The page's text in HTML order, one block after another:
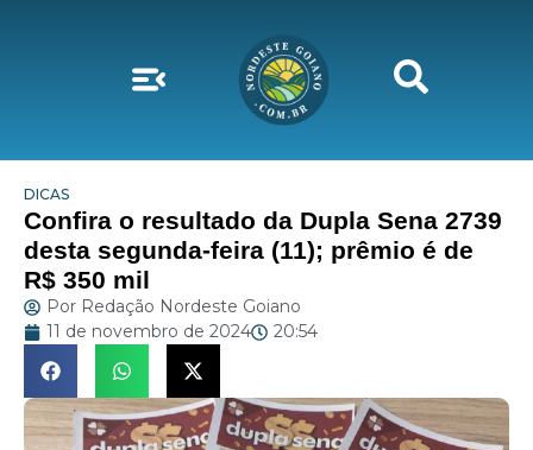
DICAS
Confira o resultado da Dupla Sena 2739
desta segunda-feira (11); prêmio é de
R$ 350 mil
Por Redação Nordeste Goiano
11 de novembro de 2024
20:54